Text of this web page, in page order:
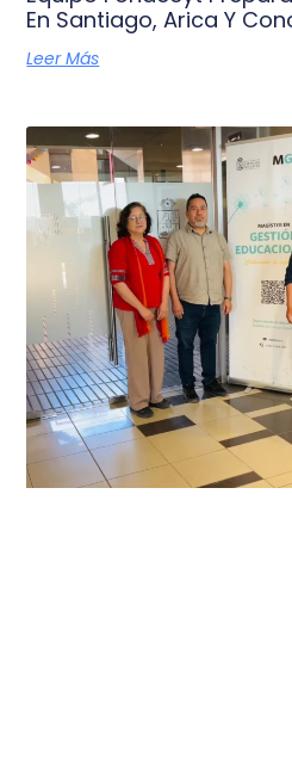
En Santiago, Arica Y
Leer Más